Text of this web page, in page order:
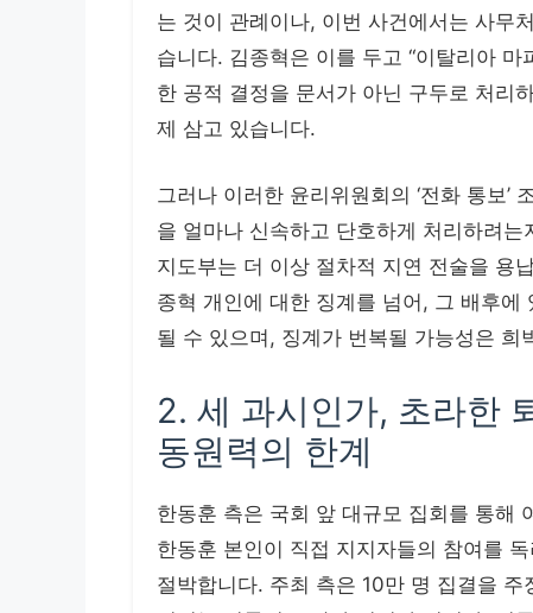
는 것이 관례이나, 이번 사건에서는 사무
습니다. 김종혁은 이를 두고 “이탈리아
한 공적 결정을 문서가 아닌 구두로 처리
제 삼고 있습니다.
그러나 이러한 윤리위원회의 ‘전화 통보
을 얼마나 신속하고 단호하게 처리하려
지도부는 더 이상 절차적 지연 전술을 용
종혁 개인에 대한 징계를 넘어, 그 배후
될 수 있으며, 징계가 번복될 가능성은 희
2. 세 과시인가, 초라한
동원력의 한계
한동훈 측은 국회 앞 대규모 집회를 통해
한동훈 본인이 직접 지지자들의 참여를
절박합니다. 주최 측은 10만 명 집결을